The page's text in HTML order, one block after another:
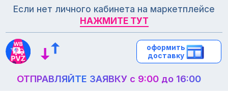
Если нет личного кабинета на маркетплейсе
НАЖМИТЕ ТУТ
оформить
доставку
НАЖМИТЕ ТУТ
оформить
доставку